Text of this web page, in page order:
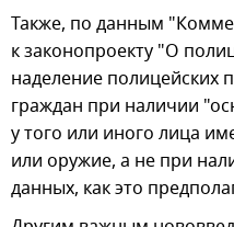
Также, по данным
к законопроекту "О
наделение полицейских
граждан при наличии
у того или иного лица
или оружие, а не при
данных, как это